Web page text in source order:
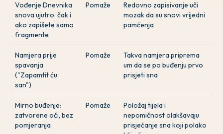
Vođenje Dnevnika
snova ujutro, čak i
ako zapišete samo
fragmente
Pomaže
Redovno zapisivanje uči
mozak da su snovi vrijedni
pamćenja
Namjera prije
spavanja
("Zapamtit ću
san")
Pomaže
Takva namjera priprema
um da se po buđenju prvo
prisjeti sna
Mirno buđenje:
zatvorene oči, bez
pomjeranja
Pomaže
Položaj tijela i
nepomičnost olakšavaju
prisjećanje sna koji polako